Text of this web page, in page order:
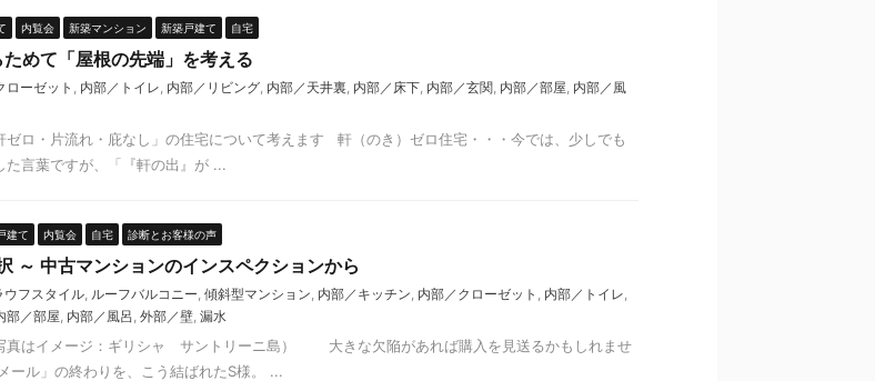
内覧会 新築マンション 新築戸建て 自宅
めて「屋根の先端」を考える
ローゼット , 内部／トイレ, 内部／リビング, 内部／天井裏, 内部／床下, 内部／玄関, 内部／部屋, 内部／風
ロ・片流れ・庇なし」の住宅について考えます 軒（のき）ゼロ住宅・・・今では、少しでも
言葉ですが、「『軒の出』が ...
建て 内覧会 自宅 診断とお客様の声
～ 中古マンションのインスペクションから
ウフスタイル, ルーフバルコニー, 傾斜型マンション, 内部／キッチン, 内部／クローゼット , 内部／トイレ,
部／部屋, 内部／風呂, 外部／壁, 漏水
真はイメージ：ギリシャ サントリーニ島） 大きな欠陥があれば購入を見送るかもしれませ
ル」の終わりを、こう結ばれたS様。 ...